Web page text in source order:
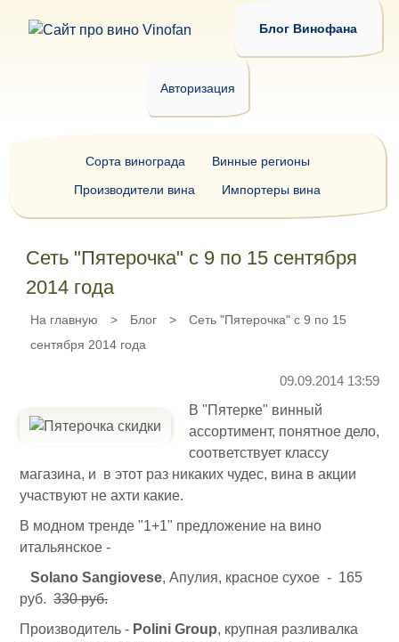
Блог Винофана
Авторизация
Сеть "Пятерочка" с 9 по 15 сентября
2014 года
На главную > Блог >
Сеть "Пятерочка" с 9 по 15
сентября 2014 года
09.09.2014 13:59
В "Пятерке" винный
ассортимент, понятное дело,
соответствует классу
магазина, и в этот раз никаких чудес, вина в акции
участвуют не ахти какие.
В модном тренде "1+1" предложение на вино
итальянское -
Solano Sangiovese, Апулия, красное сухое - 165
руб. 330 руб.
Производитель - Polini Group, крупная разливалка
Сорта винограда
Винные регионы
Производители вина
Импортеры вина